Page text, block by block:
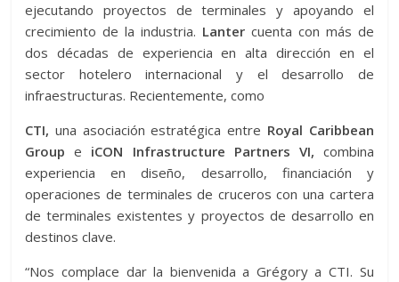
ejecutando proyectos de terminales y apoyando el
crecimiento de la industria. Lanter cuenta con más de
dos décadas de experiencia en alta dirección en el
sector hotelero internacional y el desarrollo de
infraestructuras. Recientemente, como
CTI, una asociación estratégica entre Royal Caribbean
Group e iCON Infrastructure Partners VI, combina
experiencia en diseño, desarrollo, financiación y
operaciones de terminales de cruceros con una cartera
de terminales existentes y proyectos de desarrollo en
destinos clave.
“Nos complace dar la bienvenida a Grégory a CTI. Su